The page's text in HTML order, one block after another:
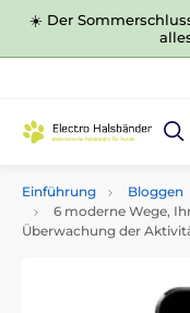
☀️ Der
Einführung Bloggen
6 moderne Wege,
Überwachung der